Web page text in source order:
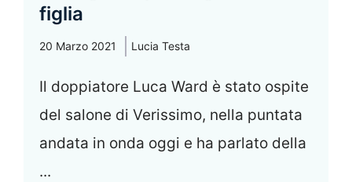
figlia
20 Marzo 2021 Lucia Testa
Il doppiatore Luca Ward è stato ospite
del salone di Verissimo, nella puntata
andata in onda oggi e ha parlato della
...